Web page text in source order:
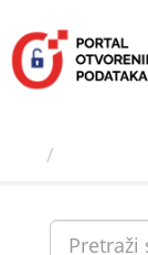
sadržaj